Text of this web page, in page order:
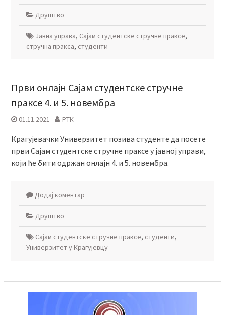
Друштво
Јавна управа, Сајам студентске стручне праксе,
стручна пракса, студенти
Први онлајн Сајам студентске стручне
праксе 4. и 5. новембра
01.11.2021 РТК
Крагујевачки Универзитет позива студенте да посете
први Сајам студентске стручне праксе у jавној управи,
који ће бити одржан онлајн 4. и 5. новембра.
Додај коментар
Друштво
Сајам студентске стручне праксе, студенти,
Универзитет у Крагујевцу